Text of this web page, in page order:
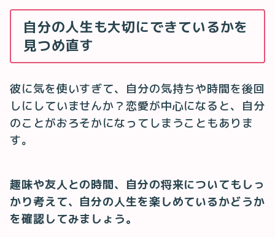
自分の人生も大切にできているかを
見つめ直す
彼に気を使いすぎて、自分の気持ちや時間を後回
しにしていませんか？恋愛が中心になると、自分
のことがおろそかになってしまうこともありま
す。
趣味や友人との時間、自分の将来についてもしっ
かり考えて、自分の人生を楽しめているかどうか
を確認してみましょう。